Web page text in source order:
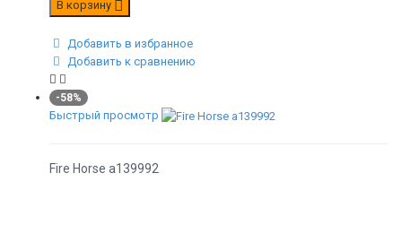
В корзину
Добавить в избранное
Добавить к сравнению
-58%
Быстрый просмотр
Fire Horse а139992